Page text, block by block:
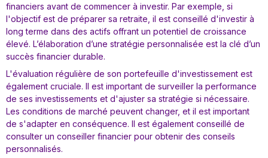
financiers avant de commencer à investir. Par exemple, si
l'objectif est de préparer sa retraite, il est conseillé d'investir à
long terme dans des actifs offrant un potentiel de croissance
élevé. L’élaboration d’une stratégie personnalisée est la clé d’un
succès financier durable.
L'évaluation régulière de son portefeuille d'investissement est
également cruciale. Il est important de surveiller la performance
de ses investissements et d'ajuster sa stratégie si nécessaire.
Les conditions de marché peuvent changer, et il est important
de s'adapter en conséquence. Il est également conseillé de
consulter un conseiller financier pour obtenir des conseils
personnalisés.